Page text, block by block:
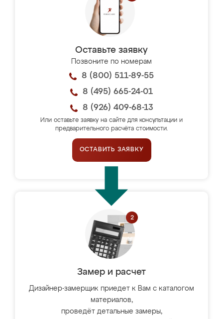
Оставьте заявку
Позвоните по номерам
8 (800) 511-89-55
8 (495) 665-24-01
8 (926) 409-68-13
Или оставьте заявку на сайте для консультации и
предварительного расчёта стоимости.
ОСТАВИТЬ ЗАЯВКУ
Замер и расчет
Дизайнер-замерщик приедет к Вам с каталогом
материалов,
проведёт детальные замеры,